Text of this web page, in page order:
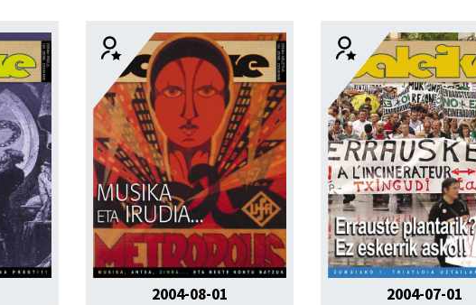
2004-08-01 2004-07-01